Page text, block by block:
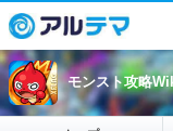
モンスト攻略